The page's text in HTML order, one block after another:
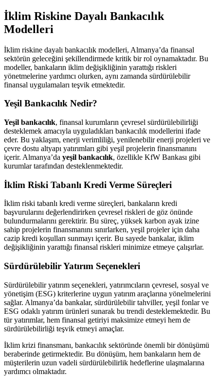
İklim Riskine Dayalı Bankacılık
Modelleri
İklim riskine dayalı bankacılık modelleri, Almanya’da finansal
sektörün geleceğini şekillendirmede kritik bir rol oynamaktadır. Bu
modeller, bankaların iklim değişikliğinin yarattığı riskleri
yönetmelerine yardımcı olurken, aynı zamanda sürdürülebilir
finansal uygulamaları teşvik etmektedir.
Yeşil Bankacılık Nedir?
Yeşil bankacılık, finansal kurumların çevresel sürdürülebilirliği
desteklemek amacıyla uyguladıkları bankacılık modellerini ifade
eder. Bu yaklaşım, enerji verimliliği, yenilenebilir enerji projeleri ve
çevre dostu altyapı yatırımları gibi yeşil projelerin finansmanını
içerir. Almanya’da yeşil bankacılık, özellikle KfW Bankası gibi
kurumlar tarafından desteklenmektedir.
İklim Riski Tabanlı Kredi Verme Süreçleri
İklim riski tabanlı kredi verme süreçleri, bankaların kredi
başvurularını değerlendirirken çevresel riskleri de göz önünde
bulundurmalarını gerektirir. Bu süreç, yüksek karbon ayak izine
sahip projelerin finansmanını sınırlarken, yeşil projeler için daha
cazip kredi koşulları sunmayı içerir. Bu sayede bankalar, iklim
değişikliğinin yarattığı finansal riskleri minimize etmeye çalışırlar.
Sürdürülebilir Yatırım Seçenekleri
Sürdürülebilir yatırım seçenekleri, yatırımcıların çevresel, sosyal ve
yönetişim (ESG) kriterlerine uygun yatırım araçlarına yönelmelerini
sağlar. Almanya’da bankalar, sürdürülebilir tahviller, yeşil fonlar ve
ESG odaklı yatırım ürünleri sunarak bu trendi desteklemektedir. Bu
tür yatırımlar, hem finansal getiriyi maksimize etmeyi hem de
sürdürülebilirliği teşvik etmeyi amaçlar.
İklim krizi finansmanı, bankacılık sektöründe önemli bir dönüşümü
beraberinde getirmektedir. Bu dönüşüm, hem bankaların hem de
müşterilerin uzun vadeli sürdürülebilirlik hedeflerine ulaşmalarına
yardımcı olmaktadır.